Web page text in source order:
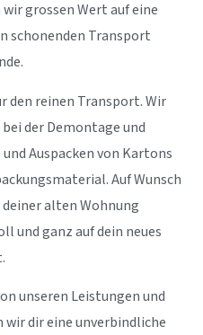
grossen Wert auf eine
schonenden Transport
den reinen Transport. Wir
der Demontage und
Auspacken von Kartons
Auf Wunsch
alten Wohnung
und ganz auf dein neues
unseren Leistungen und
dir eine unverbindliche